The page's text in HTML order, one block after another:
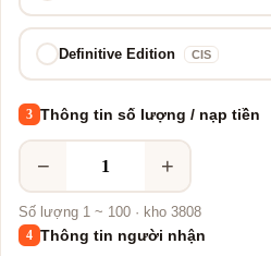
Definitive Edition CIS
3 Thông tin số lượng / nạp tiền
− +
Số lượng 1 ~ 100 · kho 3808
4 Thông tin người nhận